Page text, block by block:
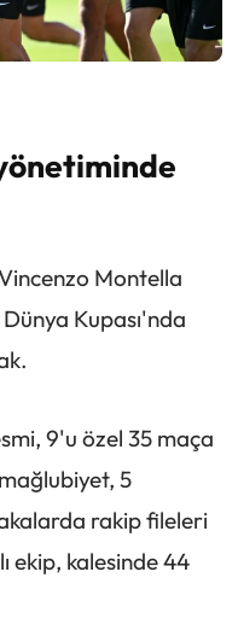
Montella
Kupası'nda
9'u özel 35 maça
5
rakip fileleri
ekip, kalesinde 44